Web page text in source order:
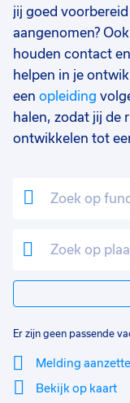
jij goed
aangenomen?
houden contact
helpen in je
een opleiding
halen, zodat jij de
ontwikkelen tot
Er zijn geen passende
Melding
Bekijk op kaart